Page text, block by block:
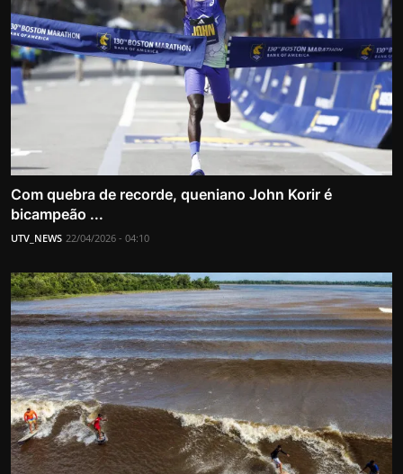
Com quebra de recorde, queniano John Korir é
bicampeão ...
UTV_NEWS 22/04/2026 - 04:10